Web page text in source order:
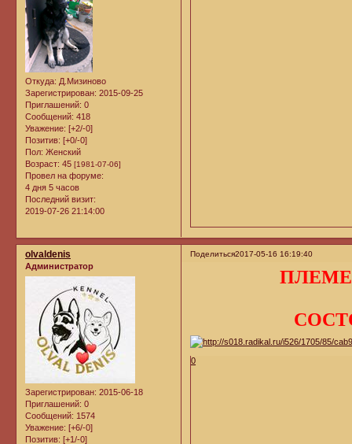
Откуда: Д.Мизиново
Зарегистрирован: 2015-09-25
Приглашений: 0
Сообщений: 418
Уважение: [+2/-0]
Позитив: [+0/-0]
Пол: Женский
Возраст: 45 [1981-07-06]
Провел на форуме:
4 дня 5 часов
Последний визит:
2019-07-26 21:14:00
Поделиться2017-05-16 16:19:40
olvaldenis
Администратор
Зарегистрирован: 2015-06-18
Приглашений: 0
Сообщений: 1574
Уважение: [+6/-0]
Позитив: [+1/-0]
0